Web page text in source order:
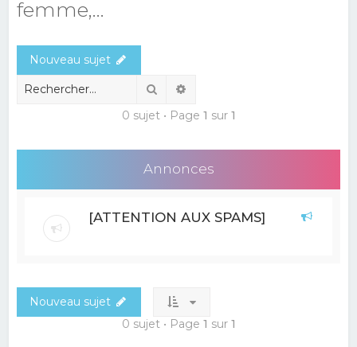
femme,...
Nouveau sujet
Rechercher
0 sujet • Page 1 sur 1
Annonces
[ATTENTION AUX SPAMS]
Nouveau sujet
0 sujet • Page 1 sur 1